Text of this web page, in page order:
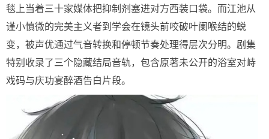
毯上当着三十家媒体把抑制剂塞进对方西装口袋。而江池从
谨小慎微的完美主义者到学会在镜头前咬破叶阑喉结的蜕
变，被声优通过气音转换和停顿节奏处理得层次分明。剧集
特别收录了三个隐藏结局音轨，包含原著未公开的浴室对峙
戏码与庆功宴醉酒告白片段。